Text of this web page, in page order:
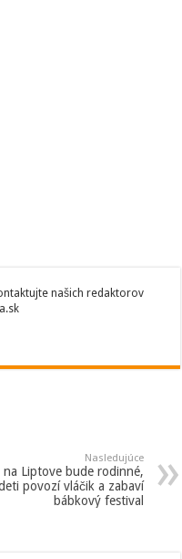
našich redaktorov
Nasledujúce
na Liptove bude rodinné,
povozí vláčik a zabaví
bábkový festival